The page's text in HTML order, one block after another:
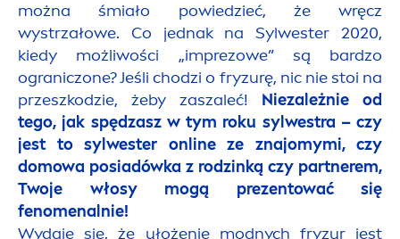
można śmiało powiedzieć, że wręcz
wystrzałowe. Co jednak na Sylwester 2020,
kiedy możliwości „imprezowe” są bardzo
ograniczone? Jeśli chodzi o fryzurę, nic nie stoi na
przeszkodzie, żeby zaszaleć! Niezależnie od
tego, jak spędzasz w tym roku sylwestra – czy
jest to sylwester online ze znajomymi, czy
domowa posiadówka z rodzinką czy partnerem,
Twoje włosy mogą prezentować się
fenomenalnie!
Wydaje się, że ułożenie modnych fryzur jest